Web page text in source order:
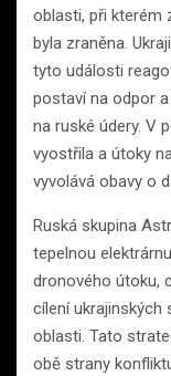
oblasti, při kterém
byla zraněna.
tyto události
postaví na odpor
na ruské údery. V
vyostřila a útoky
vyvolává obavy o
Ruská skupina
tepelnou
dronového útoku,
cílení ukrajinských
oblasti. Tato
obě strany